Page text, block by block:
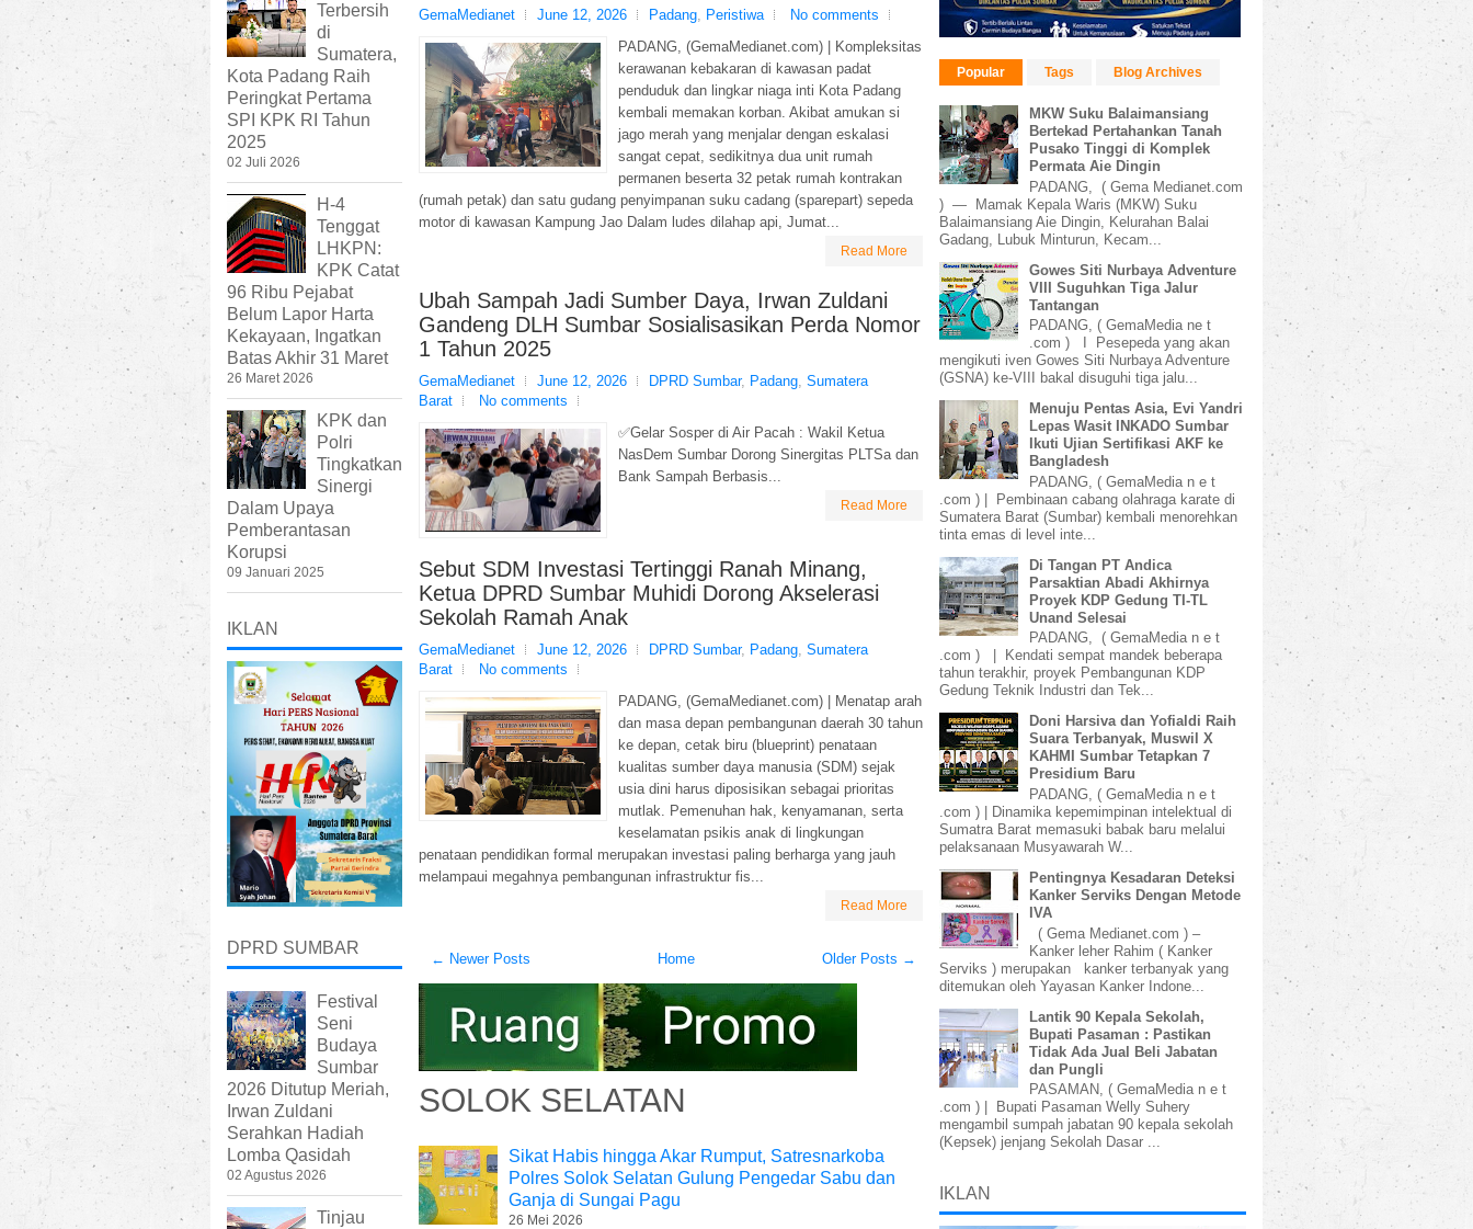
GemaMedianet June 12, 2026 Padang Peristiwa
No comments
PADANG, (GemaMedianet.com) | Kompleksitas
kerawanan kebakaran di kawasan padat
penduduk dan lingkar niaga inti Kota Padang
kembali memakan korban. Akibat amukan si
jago merah yang menjalar dengan eskalasi
sangat cepat, sedikitnya dua unit rumah
permanen beserta 32 petak rumah kontrakan
(rumah petak) dan satu gudang penyimpanan suku cadang (sparepart) sepeda
motor di kawasan Kampung Jao Dalam ludes dilahap api, Jumat...
Read More
Ubah Sampah Jadi Sumber Daya, Irwan Zuldani
Gandeng DLH Sumbar Sosialisasikan Perda Nomor
1 Tahun 2025
GemaMedianet June 12, 2026 DPRD Sumbar, Padang Sumatera
Barat
No comments
✅Gelar Sosper di Air Pacah : Wakil Ketua
NasDem Sumbar Dorong Sinergitas PLTSa dan
Bank Sampah Berbasis...
Read More
Sebut SDM Investasi Tertinggi Ranah Minang,
Ketua DPRD Sumbar Muhidi Dorong Akselerasi
Sekolah Ramah Anak
GemaMedianet June 12, 2026 DPRD Sumbar, Padang, Sumatera
Barat
No comments
PADANG, (GemaMedianet.com) | Menatap arah
dan masa depan pembangunan daerah 30 tahun
ke depan, cetak biru (blueprint) penataan
kualitas sumber daya manusia (SDM) sejak
usia dini harus diposisikan sebagai prioritas
mutlak. Pemenuhan hak, kenyamanan, serta
keselamatan psikis anak di lingkungan
penataan pendidikan formal merupakan investasi paling berharga yang jauh
melampaui megahnya pembangunan infrastruktur fis...
Read More
← Newer Posts Older Posts →
Home
SOLOK SELATAN
Sikat Habis hingga Akar Rumput, Satresnarkoba
Polres Solok Selatan Gulung Pengedar Sabu dan
Ganja di Sungai Pagu
26 Mei 2026
Terbersih
di
Sumatera,
Kota Padang Raih
Peringkat Pertama
SPI KPK RI Tahun
2025
02 Juli 2026
H-4
Tenggat
LHKPN:
KPK Catat
96 Ribu Pejabat
Belum Lapor Harta
Kekayaan, Ingatkan
Batas Akhir 31 Maret
26 Maret 2026
KPK dan
Polri
Tingkatkan
Sinergi
Dalam Upaya
Pemberantasan
Korupsi
09 Januari 2025
IKLAN
DPRD SUMBAR
Festival
Seni
Budaya
Sumbar
2026 Ditutup Meriah,
Irwan Zuldani
Serahkan Hadiah
Lomba Qasidah
02 Agustus 2026
Tinjau
Popular Tags Blog Archives
MKW Suku Balaimansiang
Bertekad Pertahankan Tanah
Pusako Tinggi di Komplek
Permata Aie Dingin
PADANG, ( Gema Medianet.com
) — Mamak Kepala Waris (MKW) Suku
Balaimansiang Aie Dingin, Kelurahan Balai
Gadang, Lubuk Minturun, Kecam...
Gowes Siti Nurbaya Adventure
VIII Suguhkan Tiga Jalur
Tantangan
PADANG, ( GemaMedia ne t
.com ) I Pesepeda yang akan
mengikuti iven Gowes Siti Nurbaya Adventure
(GSNA) ke-VIII bakal disuguhi tiga jalu...
Menuju Pentas Asia, Evi Yandri
Lepas Wasit INKADO Sumbar
Ikuti Ujian Sertifikasi AKF ke
Bangladesh
PADANG, ( GemaMedia n e t
.com ) | Pembinaan cabang olahraga karate di
Sumatera Barat (Sumbar) kembali menorehkan
tinta emas di level inte...
Di Tangan PT Andica
Parsaktian Abadi Akhirnya
Proyek KDP Gedung TI-TL
Unand Selesai
PADANG, ( GemaMedia n e t
.com ) | Kendati sempat mandek beberapa
tahun terakhir, proyek Pembangunan KDP
Gedung Teknik Industri dan Tek...
Doni Harsiva dan Yofialdi Raih
Suara Terbanyak, Muswil X
KAHMI Sumbar Tetapkan 7
Presidium Baru
PADANG, ( GemaMedia n e t
.com ) | Dinamika kepemimpinan intelektual di
Sumatra Barat memasuki babak baru melalui
pelaksanaan Musyawarah W...
Pentingnya Kesadaran Deteksi
Kanker Serviks Dengan Metode
IVA
( Gema Medianet.com ) –
Kanker leher Rahim ( Kanker
Serviks ) merupakan kanker terbanyak yang
ditemukan oleh Yayasan Kanker Indone...
Lantik 90 Kepala Sekolah,
Bupati Pasaman : Pastikan
Tidak Ada Jual Beli Jabatan
dan Pungli
PASAMAN, ( GemaMedia n e t
.com ) | Bupati Pasaman Welly Suhery
mengambil sumpah jabatan 90 kepala sekolah
(Kepsek) jenjang Sekolah Dasar ...
IKLAN